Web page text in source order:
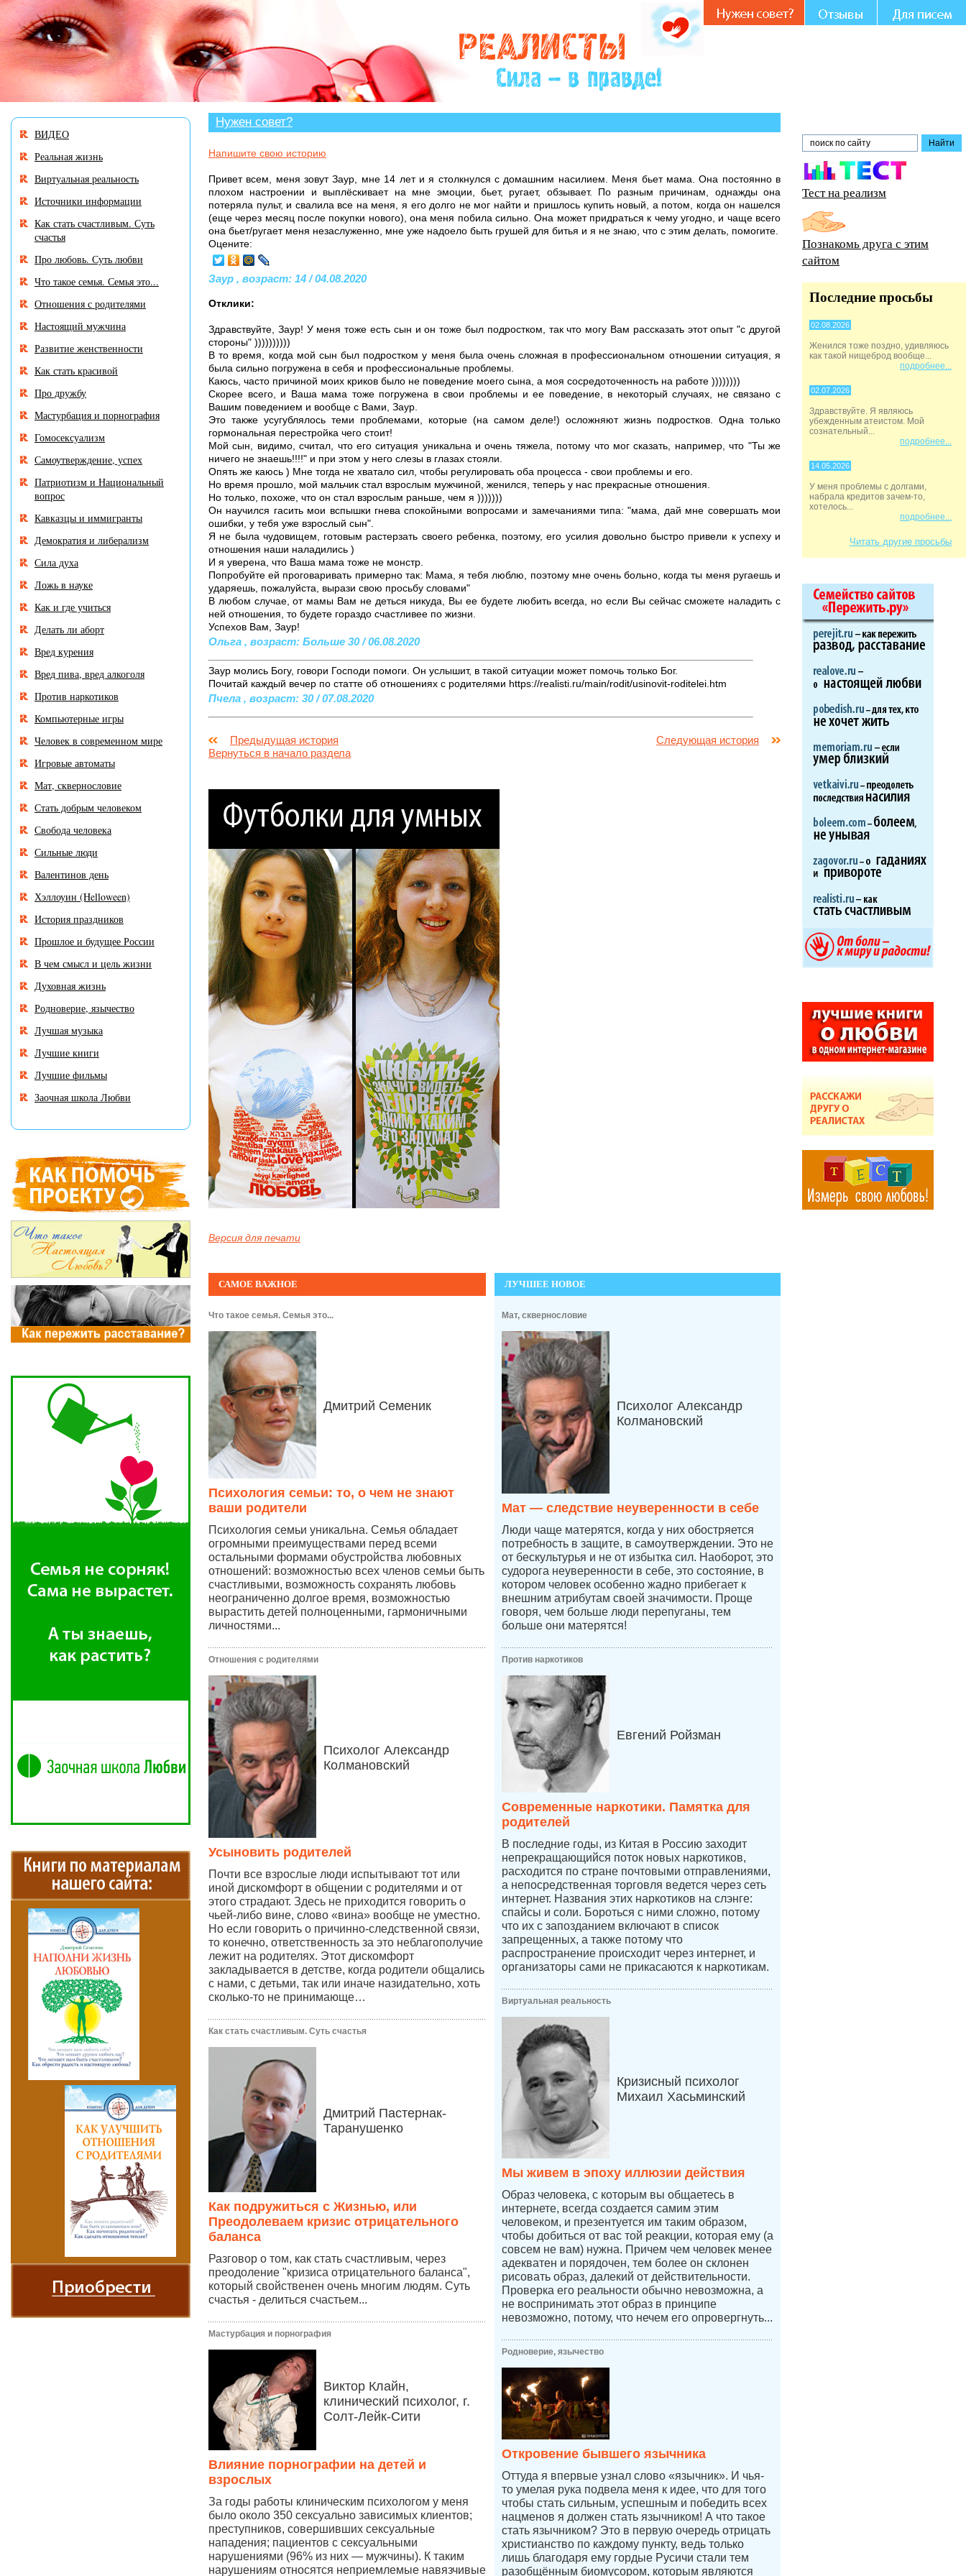
В разделе «Нужен совет?» много историй, авторы которых остро нуждаются в Вашем участии и совете.
Нужен совет?
Напишите свою историю
Привет всем, меня зовут Заур, мне 14 лет и я столкнулся с домашним насилием. Меня бьет мама. Она постоянно в
плохом настроении и выплёскивает на мне эмоции, бьет, ругает, обзывает. По разным причинам, однажды она
потеряла пульт, и свалила все на меня, я его долго не мог найти и пришлось купить новый, а потом, когда он нашелся
(еще через месяц после покупки нового), она меня побила сильно. Она может придраться к чему угодно, и чаще всего
она бьет/ругает меня незаслуженно, мне уже надоело быть грушей для битья и я не знаю, что с этим делать, помогите.
Оцените:
Заур , возраст: 14 / 04.08.2020
Отклики:
Здравствуйте, Заур! У меня тоже есть сын и он тоже был подростком, так что могу Вам рассказать этот опыт "с другой
стороны" ))))))))))
В то время, когда мой сын был подростком у меня была очень сложная в профессиональном отношении ситуация, я
была сильно погружена в себя и профессиональные проблемы.
Каюсь, часто причиной моих криков было не поведение моего сына, а моя сосредоточенность на работе ))))))))
Скорее всего, и Ваша мама тоже погружена в свои проблемы и ее поведение, в некоторый случаях, не связано с
Вашим поведением и вообще с Вами, Заур.
Это также усугублялось теми проблемами, которые (на самом деле!) осложняют жизнь подростков. Одна только
гормональная перестройка чего стоит!
Мой сын, видимо, считал, что его ситуация уникальна и очень тяжела, потому что мог сказать, например, что "Ты же
ничего не знаешь!!!!" и при этом у него слезы в глазах стояли.
Опять же каюсь ) Мне тогда не хватало сил, чтобы регулировать оба процесса - свои проблемы и его.
Но время прошло, мой мальчик стал взрослым мужчиной, женился, теперь у нас прекрасные отношения.
Но только, похоже, что он стал взрослым раньше, чем я )))))))
Он научился гасить мои вспышки гнева спокойными вопросами и замечаниями типа: "мама, дай мне совершать мои
ошибки, у тебя уже взрослый сын".
Я не была чудовищем, готовым растерзать своего ребенка, поэтому, его усилия довольно быстро привели к успеху и
отношения наши наладились )
И я уверена, что Ваша мама тоже не монстр.
Попробуйте ей проговаривать примерно так: Мама, я тебя люблю, поэтому мне очень больно, когда ты меня ругаешь и
ударяешь, пожалуйста, вырази свою просьбу словами"
В любом случае, от мамы Вам не деться никуда, Вы ее будете любить всегда, но если Вы сейчас сможете наладить с
ней отношения, то будете гораздо счастливее по жизни.
Успехов Вам, Заур!
Ольга , возраст: Больше 30 / 06.08.2020
Заур молись Богу, говори Господи помоги. Он услышит, в такой ситуации может помочь только Бог.
Почитай каждый вечер по статте об отношениях с родителями https://realisti.ru/main/rodit/usinovit-roditelei.htm
Пчела , возраст: 30 / 07.08.2020
Предыдущая история
Следующая история
Вернуться в начало раздела
Версия для печати
САМОЕ ВАЖНОЕ
Что такое семья. Семья это...
Дмитрий Семеник
Психология семьи: то, о чем не знают
ваши родители
Психология семьи уникальна. Семья обладает
огромными преимуществами перед всеми
остальными формами обустройства любовных
отношений: возможностью всех членов семьи быть
счастливыми, возможность сохранять любовь
неограниченно долгое время, возможностью
вырастить детей полноценными, гармоничными
личностями...
Отношения с родителями
Психолог Александр
Колмановский
Усыновить родителей
Почти все взрослые люди испытывают тот или
иной дискомфорт в общении с родителями и от
этого страдают. Здесь не приходится говорить о
чьей-либо вине, слово «вина» вообще не уместно.
Но если говорить о причинно-следственной связи,
то конечно, ответственность за это неблагополучие
лежит на родителях. Этот дискомфорт
закладывается в детстве, когда родители общались
с нами, с детьми, так или иначе назидательно, хоть
сколько-то не принимающе…
Как стать счастливым. Суть счастья
Дмитрий Пастернак-
Таранушенко
Как подружиться с Жизнью, или
Преодолеваем кризис отрицательного
баланса
Разговор о том, как стать счастливым, через
преодоление "кризиса отрицательного баланса",
который свойственен очень многим людям. Суть
счастья - делиться счастьем...
Мастурбация и порнография
Виктор Клайн,
клинический психолог, г.
Солт-Лейк-Сити
Влияние порнографии на детей и
взрослых
За годы работы клиническим психологом у меня
было около 350 сексуально зависимых клиентов;
преступников, совершивших сексуальные
нападения; пациентов с сексуальными
нарушениями (96% из них — мужчины). К таким
нарушениям относятся неприемлемые навязчивые
ЛУЧШЕЕ НОВОЕ
Мат, сквернословие
Психолог Александр
Колмановский
Мат — следствие неуверенности в себе
Люди чаще матерятся, когда у них обостряется
потребность в защите, в самоутверждении. Это не
от бескультурья и не от избытка сил. Наоборот, это
судорога неуверенности в себе, это состояние, в
котором человек особенно жадно прибегает к
внешним атрибутам своей значимости. Проще
говоря, чем больше люди перепуганы, тем
больше они матерятся!
Против наркотиков
Евгений Ройзман
Современные наркотики. Памятка для
родителей
В последние годы, из Китая в Россию заходит
непрекращающийся поток новых наркотиков,
расходится по стране почтовыми отправлениями,
а непосредственная торговля ведется через сеть
интернет. Названия этих наркотиков на слэнге:
спайсы и соли. Бороться с ними сложно, потому
что их с запозданием включают в список
запрещенных, а также потому что
распространение происходит через интернет, и
организаторы сами не прикасаются к наркотикам.
Виртуальная реальность
Кризисный психолог
Михаил Хасьминский
Мы живем в эпоху иллюзии действия
Образ человека, с которым вы общаетесь в
интернете, всегда создается самим этим
человеком, и презентуется им таким образом,
чтобы добиться от вас той реакции, которая ему (а
совсем не вам) нужна. Причем чем человек менее
адекватен и порядочен, тем более он склонен
рисовать образ, далекий от действительности.
Проверка его реальности обычно невозможна, а
не воспринимать этот образ в принципе
невозможно, потому, что нечем его опровергнуть...
Родноверие, язычество
Откровение бывшего язычника
Оттуда я впервые узнал слово «язычник». И чья-
то умелая рука подвела меня к идее, что для того
чтобы стать сильным, успешным и победить всех
нацменов я должен стать язычником! А что такое
стать язычником? Это в первую очередь отрицать
христианство по каждому пункту, ведь только
лишь благодаря ему гордые Русичи стали тем
разобщённым биомусором, которым являются
ВИДЕО
Реальная жизнь
Виртуальная реальность
Источники информации
Как стать счастливым. Суть
счастья
Про любовь. Суть любви
Что такое семья. Семья это...
Отношения с родителями
Настоящий мужчина
Развитие женственности
Как стать красивой
Про дружбу
Мастурбация и порнография
Гомосексуализм
Самоутверждение, успех
Патриотизм и Национальный
вопрос
Кавказцы и иммигранты
Демократия и либерализм
Сила духа
Ложь в науке
Как и где учиться
Делать ли аборт
Вред курения
Вред пива, вред алкоголя
Против наркотиков
Компьютерные игры
Человек в современном мире
Игровые автоматы
Мат, сквернословие
Стать добрым человеком
Свобода человека
Сильные люди
Валентинов день
Хэллоуин (Helloween)
История праздников
Прошлое и будущее России
В чем смысл и цель жизни
Духовная жизнь
Родноверие, язычество
Лучшая музыка
Лучшие книги
Лучшие фильмы
Заочная школа Любви
Тест на реализм
Познакомь друга с этим
сайтом
Последние просьбы
02.08.2026
Женился тоже поздно, удивляюсь
как такой нищеброд вообще...
подробнее...
02.07.2026
Здравствуйте. Я являюсь
убежденным атеистом. Мой
сознательный...
подробнее...
14.05.2026
У меня проблемы с долгами,
набрала кредитов зачем-то,
хотелось...
подробнее...
Читать другие просьбы